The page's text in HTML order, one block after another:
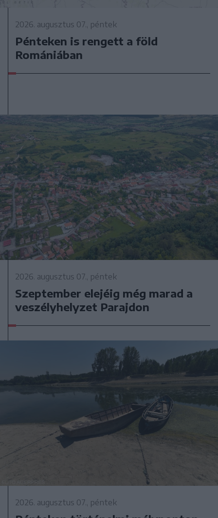
2026. augusztus 07., péntek
Pénteken is rengett a föld
Romániában
2026. augusztus 07., péntek
Szeptember elejéig még marad a
veszélyhelyzet Parajdon
2026. augusztus 07., péntek